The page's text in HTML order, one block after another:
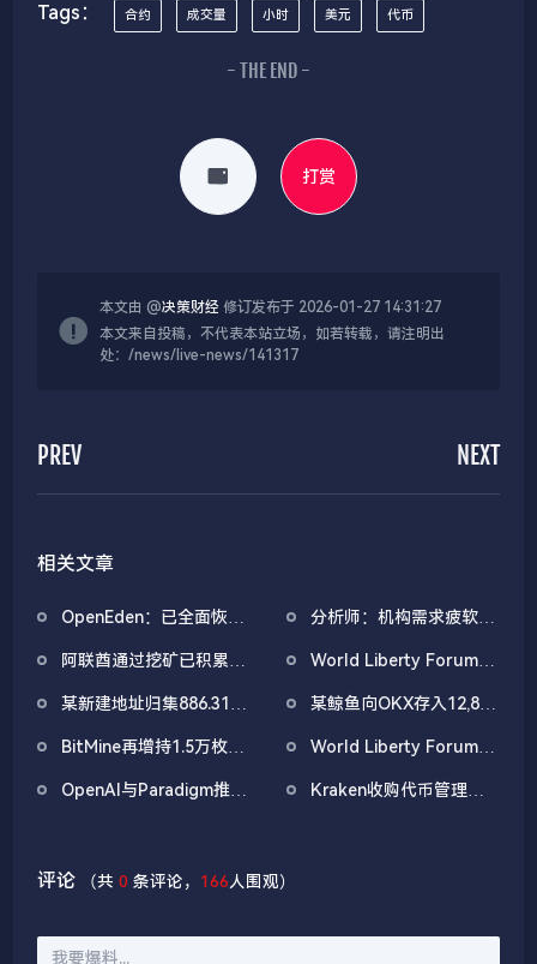
Tags： 合约 成交量 小时 美元 代币
- THE END -
打赏
本文由 @决策财经 修订发布于 2026-01-27 14:31:27
本文来自投稿，不代表本站立场，如若转载，请注明出
处：/news/live-news/141317
PREV NEXT
相关文章
OpenEden：已全面恢复
核心系统安全
分析师：机构需求疲软叠
市场面临双重抛压
阿联酋通过挖矿已积累
World Liberty Forum政
总
某新建地址归集886.31枚
售
某鲸鱼向OKX存入12,840
BitMine再增持1.5万枚
枚
World Liberty Forum开
Trump称加密仍处「起跑
OpenAI与Paradigm推出
Kraken收购代币管理平
评论 （共0 条评论， 166人围观）